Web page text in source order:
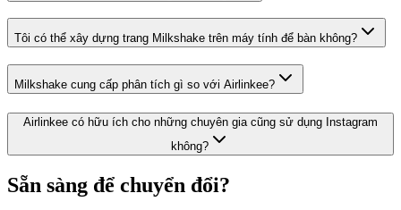
Tôi có thể xây dựng trang Milkshake trên máy tính để bàn không?
Milkshake cung cấp phân tích gì so với Airlinkee?
Airlinkee có hữu ích cho những chuyên gia cũng sử dụng Instagram
không?
Sẵn sàng để chuyển đổi?